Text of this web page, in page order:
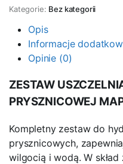
KABINY
PRYSZNICOWEJ
ilość
Kategorie: Bez kategorii
Opis
Informacje
Opinie (0)
ZESTAW
PRYSZNICOWEJ
Kompletny zestaw do
prysznicowych,
wilgocią i wodą. W